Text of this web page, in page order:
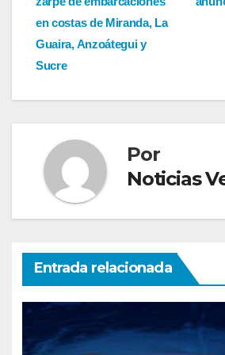
de
entradas
en costas de Miranda, La
Guaira, Anzoátegui y
Sucre
Por
Noticias
Entrada relacionada